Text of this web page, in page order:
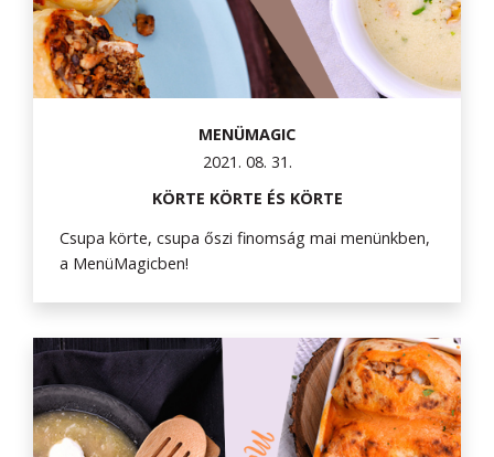
MENÜMAGIC
2021. 08. 31.
KÖRTE KÖRTE ÉS KÖRTE
Csupa körte, csupa őszi finomság mai menünkben,
a MenüMagicben!